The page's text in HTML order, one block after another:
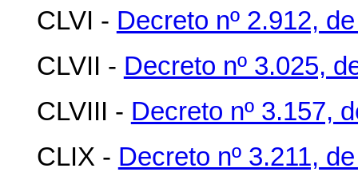
CLVI - Decreto nº 2.912,
CLVII - Decreto nº 3.025,
CLVIII - Decreto nº 3.157,
CLIX - Decreto nº 3.211,